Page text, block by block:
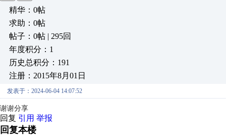
精华：0帖
求助：0帖
帖子：0帖 | 295回
年度积分：1
历史总积分：191
注册：2015年8月01日
发表于：2024-06-04 14:07:52
谢谢分享
回复 引用 举报
回复本楼